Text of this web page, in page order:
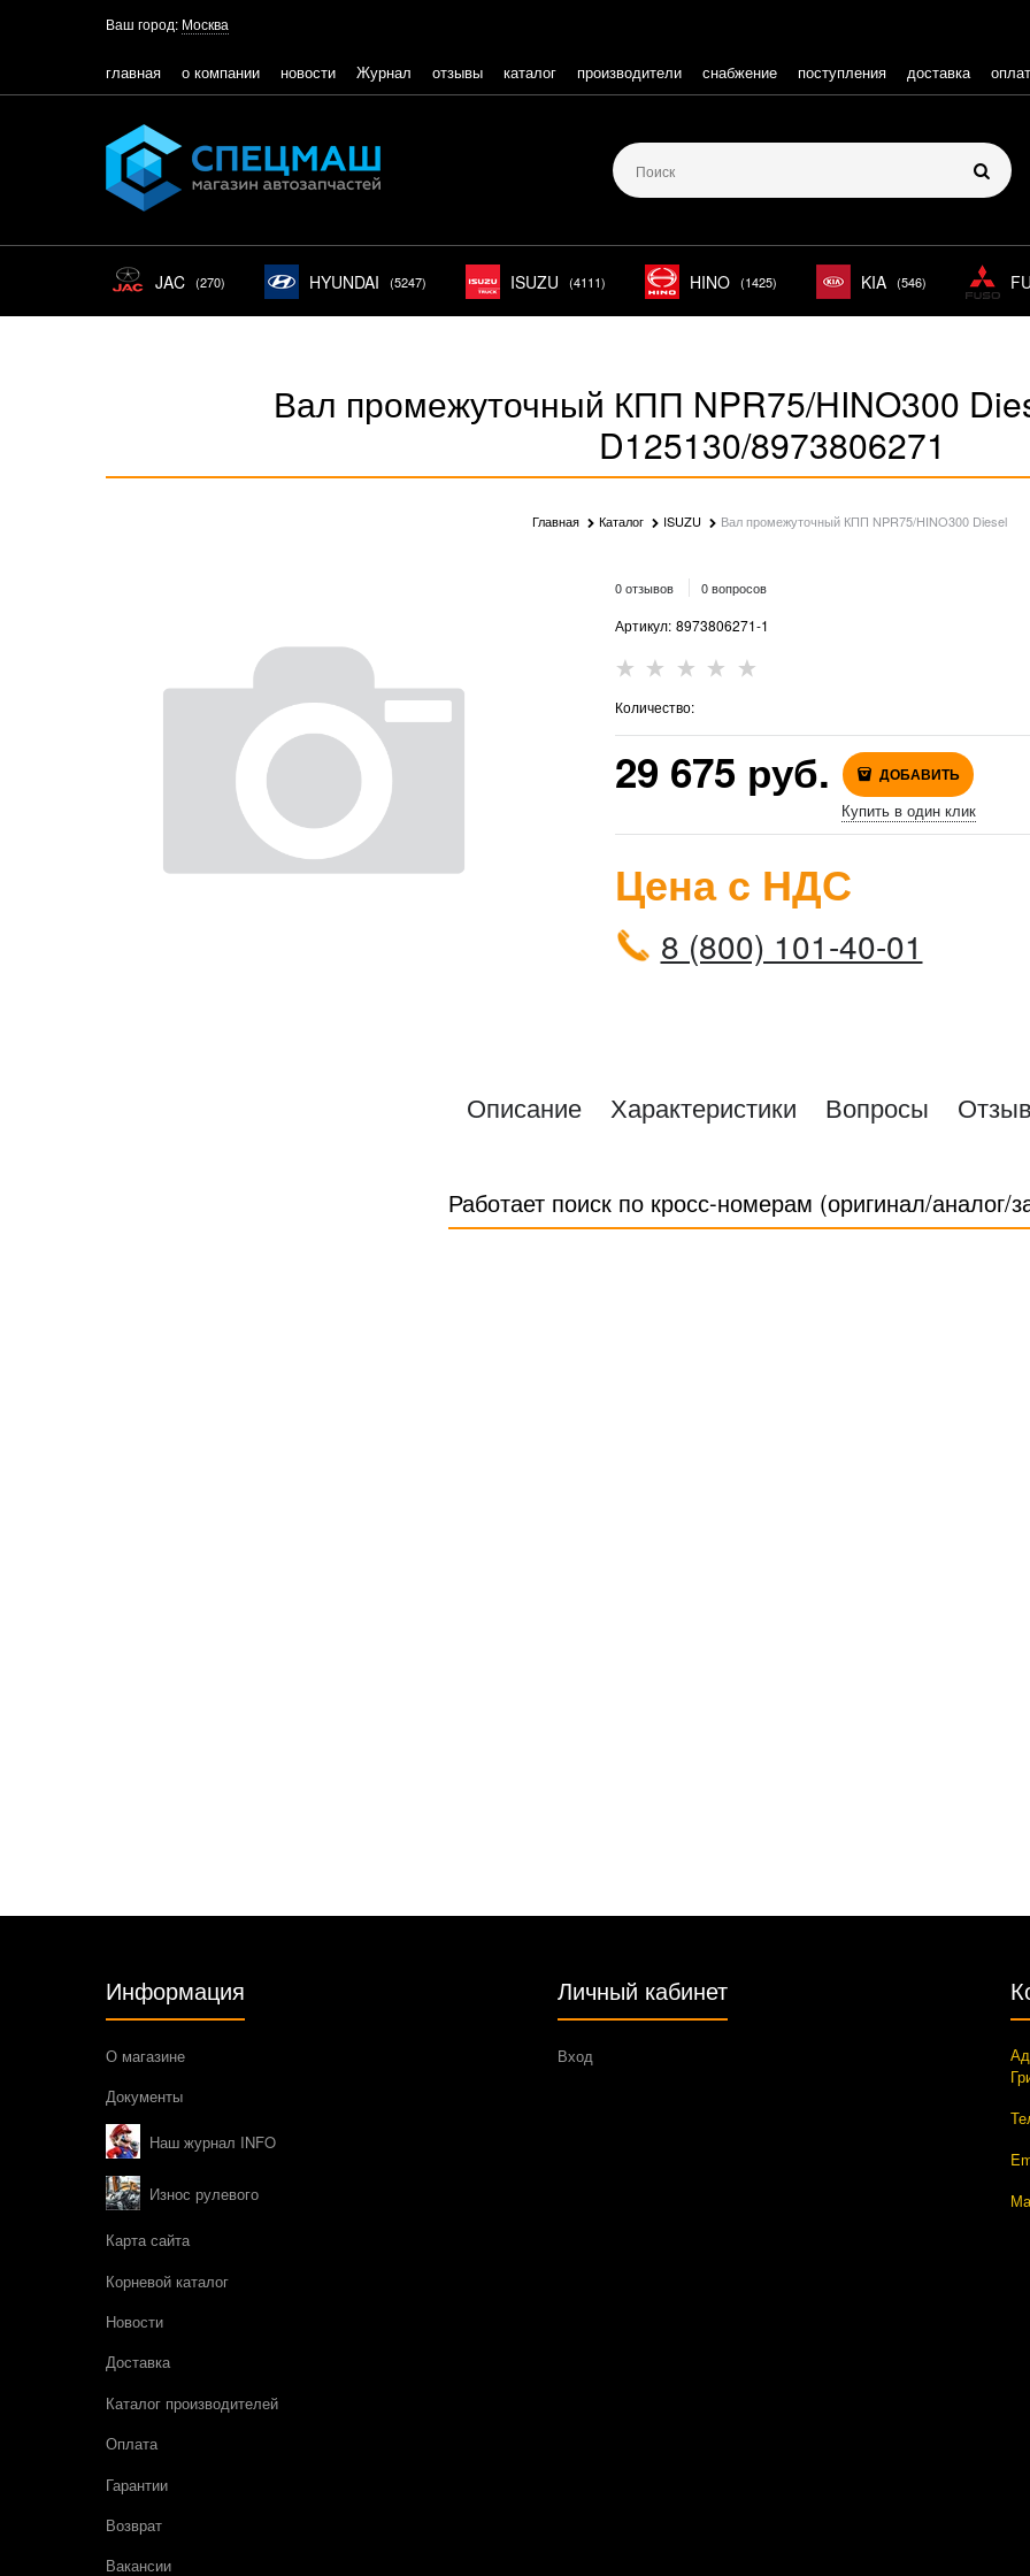
Ваш город: Москва
главная о компании новости Журнал отзывы каталог производители снабжение поступления доставка
JAC (270) HYUNDAI (5247) ISUZU (4111) HINO (1425) KIA (546)
Вал промежуточный КПП NPR75/HINO300
D125130/8973806271
Главная Каталог ISUZU Вал промежуточный КПП NPR75/HINO300 Diesel
0 отзывов 0 вопросов
Артикул: 8973806271-1
Количество:
29 675 руб. ДОБАВИТЬ
Купить в один клик
Цена с НДС
8 (800) 101-40-01
Описание Характеристики Вопросы
Работает поиск по кросс-номерам (оригинал/аналог/
Информация
О магазине
Документы
Наш журнал INFO
Износ рулевого
Карта сайта
Корневой каталог
Новости
Доставка
Каталог производителей
Оплата
Гарантии
Возврат
Вакансии
Личный кабинет
Вход